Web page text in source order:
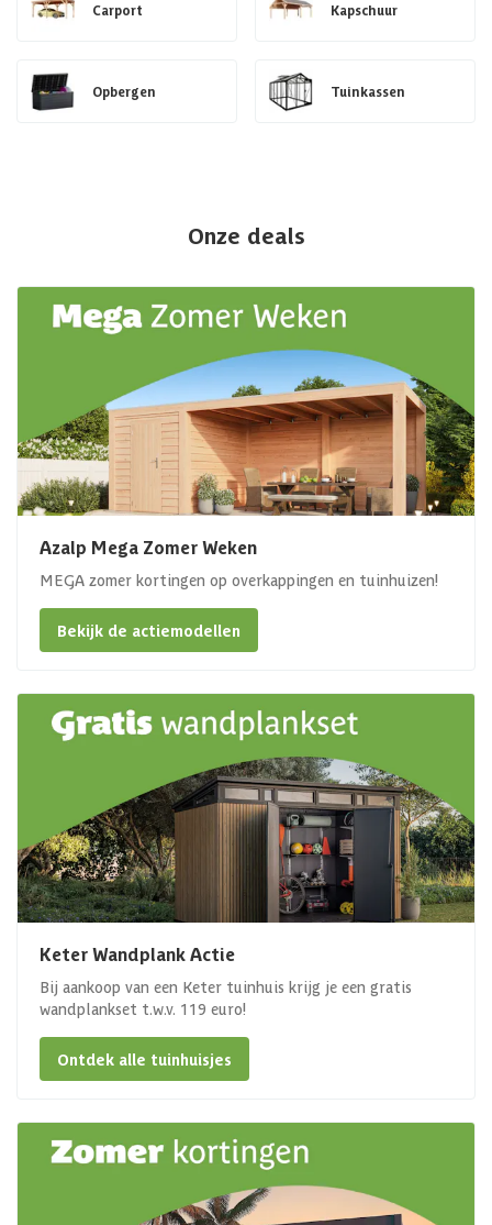
Carport Kapschuur
Opbergen Tuinkassen
Onze deals
Azalp Mega Zomer Weken
MEGA zomer kortingen op overkappingen en tuinhuizen!
Bekijk de actiemodellen
Keter Wandplank Actie
Bij aankoop van een Keter tuinhuis krijg je een gratis
wandplankset t.w.v. 119 euro!
Ontdek alle tuinhuisjes